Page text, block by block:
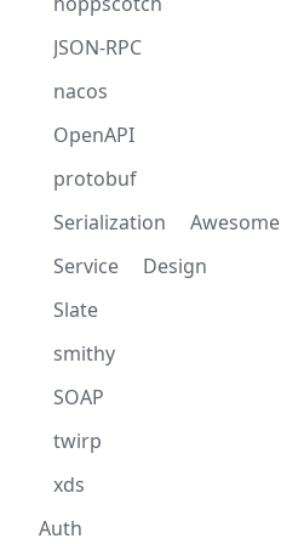
JSON-RPC
nacos
OpenAPI
protobuf
Serialization Awesome
Service Design
Slate
smithy
SOAP
twirp
xds
Auth